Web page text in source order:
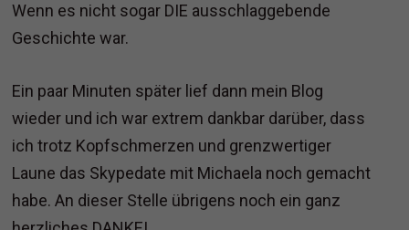
Wenn es nicht sogar DIE ausschlaggebende
Geschichte war.
Ein paar Minuten später lief dann mein Blog
wieder und ich war extrem dankbar darüber, dass
ich trotz Kopfschmerzen und grenzwertiger
Laune das Skypedate mit Michaela noch gemacht
habe. An dieser Stelle übrigens noch ein ganz